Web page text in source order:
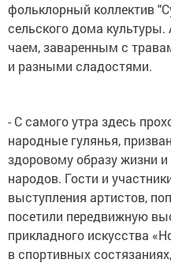
фольклорный коллектив
сельского дома культуры.
чаем, заваренным с
и разными сладостями.
- С самого утра здесь
народные гулянья,
здоровому образу жизни
народов. Гости и
выступления артистов,
посетили передвижную
прикладного искусства
в спортивных